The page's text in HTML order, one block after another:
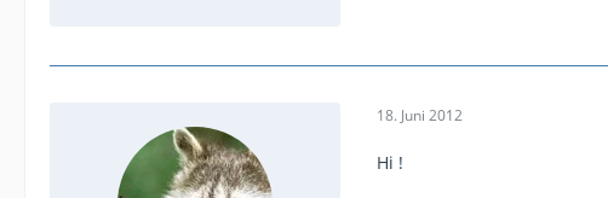
18. Juni 2012
Hi !